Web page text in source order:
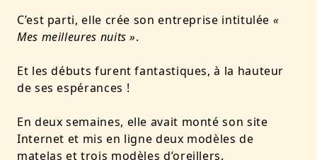
C’est parti, elle crée son entreprise intitulée «
Mes meilleures nuits ».
Et les débuts furent fantastiques, à la hauteur
de ses espérances !
En deux semaines, elle avait monté son site
Internet et mis en ligne deux modèles de
matelas et trois modèles d’oreillers.